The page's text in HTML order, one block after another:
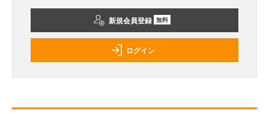
新規会員登録 無料
ログイン